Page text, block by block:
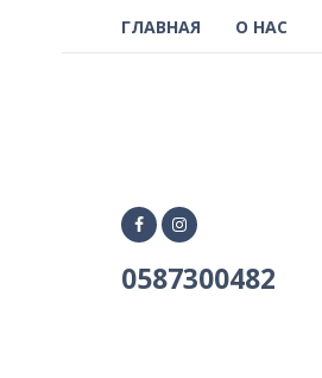
ГЛАВНАЯ О НАС
0587300482